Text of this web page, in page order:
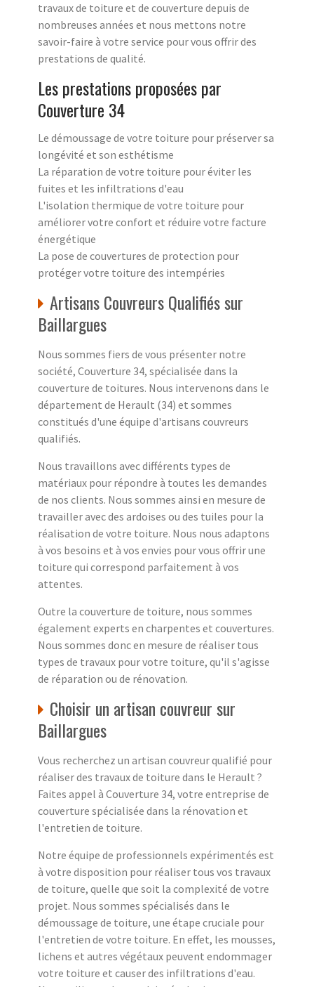
travaux de toiture et de couverture depuis de
nombreuses années et nous mettons notre
savoir-faire à votre service pour vous offrir des
prestations de qualité.
Les prestations proposées par
Couverture 34
Le démoussage de votre toiture pour préserver sa
longévité et son esthétisme
La réparation de votre toiture pour éviter les
fuites et les infiltrations d'eau
L'isolation thermique de votre toiture pour
améliorer votre confort et réduire votre facture
énergétique
La pose de couvertures de protection pour
protéger votre toiture des intempéries
Artisans Couvreurs Qualifiés sur
Baillargues
Nous sommes fiers de vous présenter notre
société, Couverture 34, spécialisée dans la
couverture de toitures. Nous intervenons dans le
département de Herault (34) et sommes
constitués d'une équipe d'artisans couvreurs
qualifiés.
Nous travaillons avec différents types de
matériaux pour répondre à toutes les demandes
de nos clients. Nous sommes ainsi en mesure de
travailler avec des ardoises ou des tuiles pour la
réalisation de votre toiture. Nous nous adaptons
à vos besoins et à vos envies pour vous offrir une
toiture qui correspond parfaitement à vos
attentes.
Outre la couverture de toiture, nous sommes
également experts en charpentes et couvertures.
Nous sommes donc en mesure de réaliser tous
types de travaux pour votre toiture, qu'il s'agisse
de réparation ou de rénovation.
Choisir un artisan couvreur sur
Baillargues
Vous recherchez un artisan couvreur qualifié pour
réaliser des travaux de toiture dans le Herault ?
Faites appel à Couverture 34, votre entreprise de
couverture spécialisée dans la rénovation et
l'entretien de toiture.
Notre équipe de professionnels expérimentés est
à votre disposition pour réaliser tous vos travaux
de toiture, quelle que soit la complexité de votre
projet. Nous sommes spécialisés dans le
démoussage de toiture, une étape cruciale pour
l'entretien de votre toiture. En effet, les mousses,
lichens et autres végétaux peuvent endommager
votre toiture et causer des infiltrations d'eau.